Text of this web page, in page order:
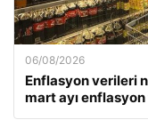
06/08/2026
Enflasyon verileri
mart ayı